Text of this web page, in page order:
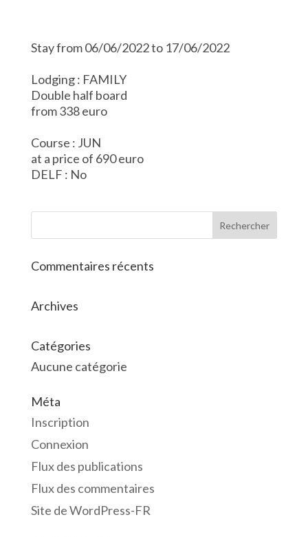
Stay from 06/06/2022 to 17/06/2022
Lodging : FAMILY
Double half board
from 338 euro
Course : JUN
at a price of 690 euro
DELF : No
Commentaires récents
Archives
Catégories
Aucune catégorie
Méta
Inscription
Connexion
Flux des publications
Flux des commentaires
Site de WordPress-FR